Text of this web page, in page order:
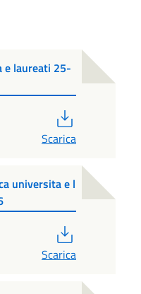
e laureati 25-
Scarica
universita e l
Scarica